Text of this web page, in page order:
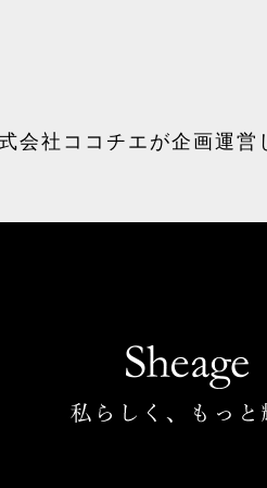
会社ココチエが企画運営